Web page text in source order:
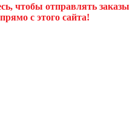
чтобы отправлять заказы
с этого сайта!